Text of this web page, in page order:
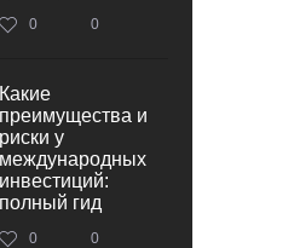
0 0
Какие
преимущества и
риски у
международных
инвестиций:
полный гид
0 0